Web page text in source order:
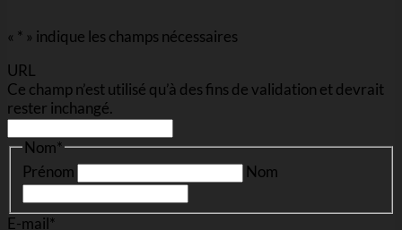
« * » indique les champs nécessaires
URL
Ce champ n’est utilisé qu’à des fins de validation et devrait
rester inchangé.
Nom*
Prénom
Nom
E-mail*